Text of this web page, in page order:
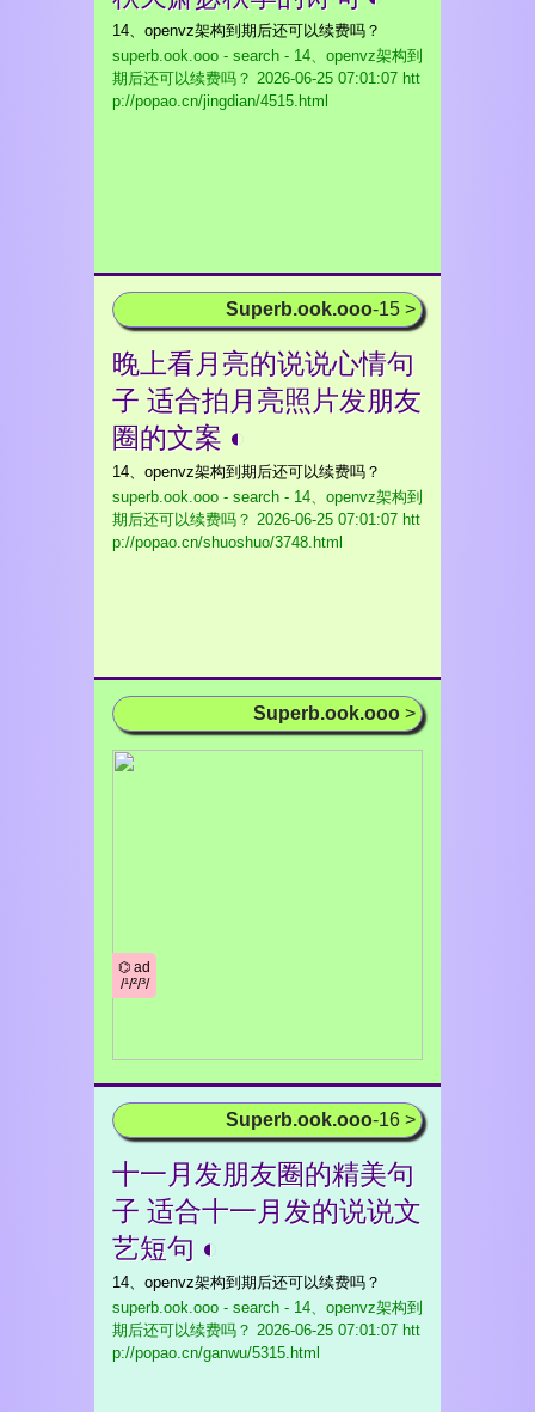
14、openvz架构到期后还可以续费吗？
superb.ook.ooo - search - 14、openvz架构到
期后还可以续费吗？ 2026-06-25 07:01:07 htt
p://popao.cn/jingdian/4515.html
Superb.ook.ooo-15 >
晚上看月亮的说说心情句
子 适合拍月亮照片发朋友
圈的文案 ◐
14、openvz架构到期后还可以续费吗？
superb.ook.ooo - search - 14、openvz架构到
期后还可以续费吗？ 2026-06-25 07:01:07 htt
p://popao.cn/shuoshuo/3748.html
Superb.ook.ooo >
⌬ ad
/¹/²/³/
Superb.ook.ooo-16 >
十一月发朋友圈的精美句
子 适合十一月发的说说文
艺短句 ◐
14、openvz架构到期后还可以续费吗？
superb.ook.ooo - search - 14、openvz架构到
期后还可以续费吗？ 2026-06-25 07:01:07 htt
p://popao.cn/ganwu/5315.html